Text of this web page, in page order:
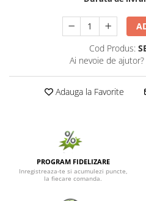
Cod Produs:
Ai nevoie de ajutor?
Adauga la Favorite
PROGRAM FIDELIZARE
Inregistreaza-te si acumulezi puncte,
la fiecare comanda.